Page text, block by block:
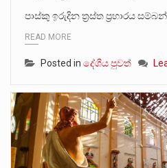
පාස්කු ඉරුදින ත්‍රස්ත ප්‍රහාරය
READ MORE
Posted in දේශීය පුවත්